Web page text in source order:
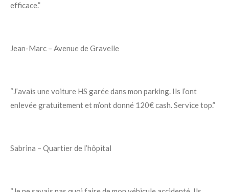
efficace.”
Jean-Marc – Avenue de Gravelle
“J’avais une voiture HS garée dans mon parking. Ils l’ont
enlevée gratuitement et m’ont donné 120€ cash. Service top.”
Sabrina – Quartier de l’hôpital